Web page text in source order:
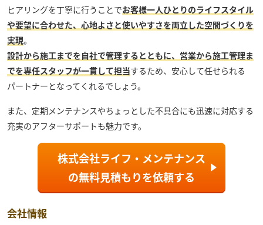
ヒアリングを丁寧に行うことでお客様一人ひとりのライフスタイル
や要望に合わせた、心地よさと使いやすさを両立した空間づくりを
実現。
設計から施工までを自社で管理するとともに、営業から施工管理ま
でを専任スタッフが一貫して担当するため、安心して任せられる
パートナーとなってくれるでしょう。
また、定期メンテナンスやちょっとした不具合にも迅速に対応する
充実のアフターサポートも魅力です。
株式会社ライフ・メンテナンス
の無料見積もりを依頼する
会社情報